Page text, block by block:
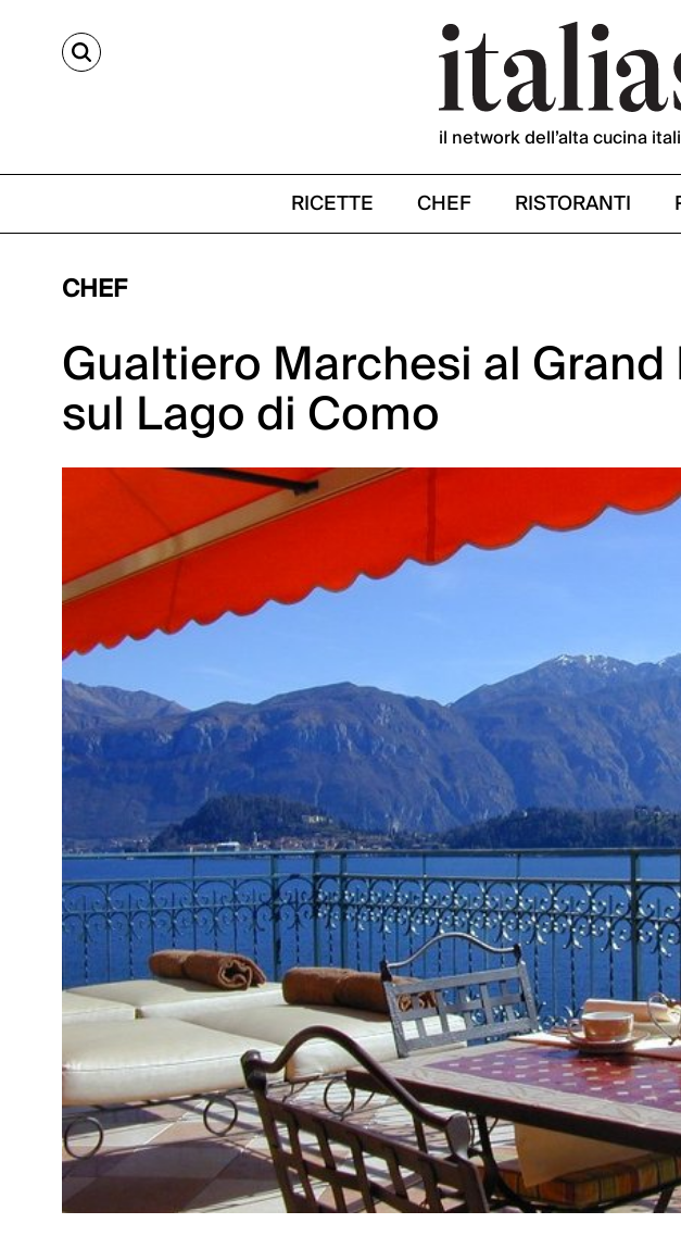
CERCA
il network dell’alta cucina
RICETTE CHEF RISTORANTI
CHEF
Gualtiero Marchesi al
sul Lago di Como